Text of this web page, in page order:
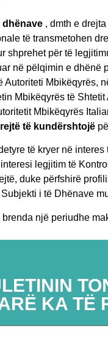
dhënave , dmth e
të transmetohen
shprehet për të
në pëlqimin e dhënë
Autoriteti Mbikëqyrës,
Mbikëqyrës të
Mbikëqyrës
të kundërshtojë
të kryer në interes
legjitim të
duke përfshirë
i të Dhënave
një periudhe
KA TË